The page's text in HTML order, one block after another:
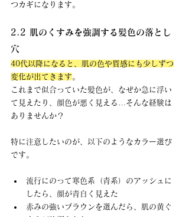
つカギになります。
2.2 肌のくすみを強調する髪色の落とし
穴
40代以降になると、肌の色や質感にも少しずつ
変化が出てきます。
これまで似合っていた髪色が、なぜか急に浮い
て見えたり、顔色が悪く見える…そんな経験は
ありませんか？
特に注意したいのが、以下のようなカラー選び
です。
流行にのって寒色系（青系）のアッシュに
したら、顔が青白く見えた
赤みの強いブラウンを選んだら、肌の黄ぐ